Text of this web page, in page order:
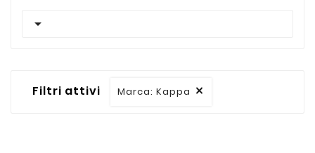

Filtri attivi Marca: Kappa 